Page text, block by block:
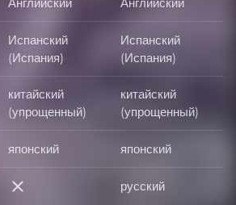
Испанский
(Испания)
Испанский
(Испания)
китайский
(упрощенный)
китайский
(упрощенный)
японский японский
русский русский